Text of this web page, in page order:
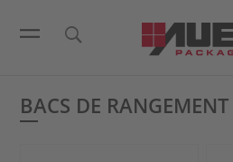
BACS DE RANGEMENT